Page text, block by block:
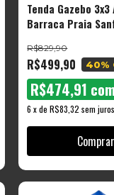
Tenda Gazebo 3x3
Barraca Praia
R$499,90
R$829,90
40%
6 xdeR$83,32 sem juros
R$474,91